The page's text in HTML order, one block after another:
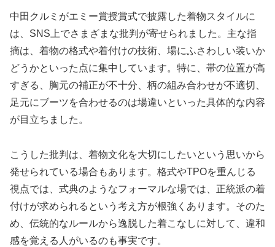
中田クルミがエミー賞授賞式で披露した着物スタイルに
は、SNS上でさまざまな批判が寄せられました。主な指
摘は、着物の格式や着付けの技術、場にふさわしい装いか
どうかといった点に集中しています。特に、帯の位置が高
すぎる、胸元の補正が不十分、柄の組み合わせが不適切、
足元にブーツを合わせるのは場違いといった具体的な内容
が目立ちました。
こうした批判は、着物文化を大切にしたいという思いから
発せられている場合もあります。格式やTPOを重んじる
視点では、式典のようなフォーマルな場では、正統派の着
付けが求められるという考え方が根強くあります。そのた
め、伝統的なルールから逸脱した着こなしに対して、違和
感を覚える人がいるのも事実です。